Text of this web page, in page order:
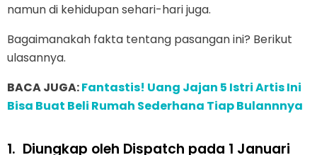
namun di kehidupan sehari-hari juga.
Bagaimanakah fakta tentang pasangan ini? Berikut
ulasannya.
BACA JUGA:Fantastis! Uang Jajan 5 Istri Artis Ini
Bisa Buat Beli Rumah Sederhana Tiap Bulannnya
1. Diungkap oleh Dispatch pada 1 Januari